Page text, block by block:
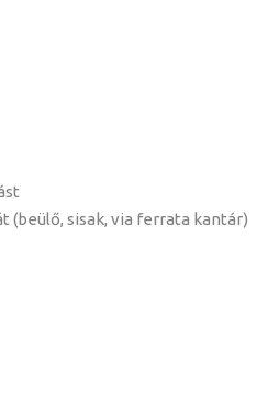
(beülő, sisak, via ferrata kantár)